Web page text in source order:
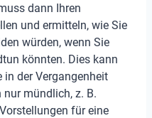
dann Ihren
und ermitteln, wie Sie
würden, wenn Sie
könnten. Dies kann
in der Vergangenheit
mündlich, z. B.
für eine